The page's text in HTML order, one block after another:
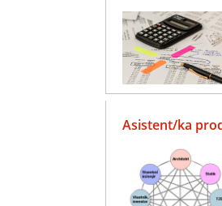
Asistent/ka